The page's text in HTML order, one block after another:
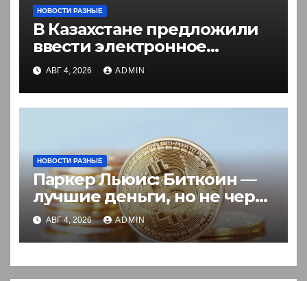
НОВОСТИ РАЗНЫЕ
В Казахстане предложили
ввести электронное
разрешение на въезд для
иностранцев
АВГ 4, 2026 ADMIN
НОВОСТИ РАЗНЫЕ
Паркер Льюис: Биткоин —
лучшие деньги, но не через
акции
АВГ 4, 2026 ADMIN